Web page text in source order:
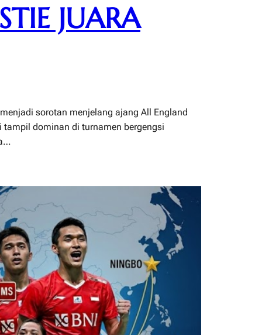
JUARA
sorotan menjelang ajang All England
dominan di turnamen bergengsi